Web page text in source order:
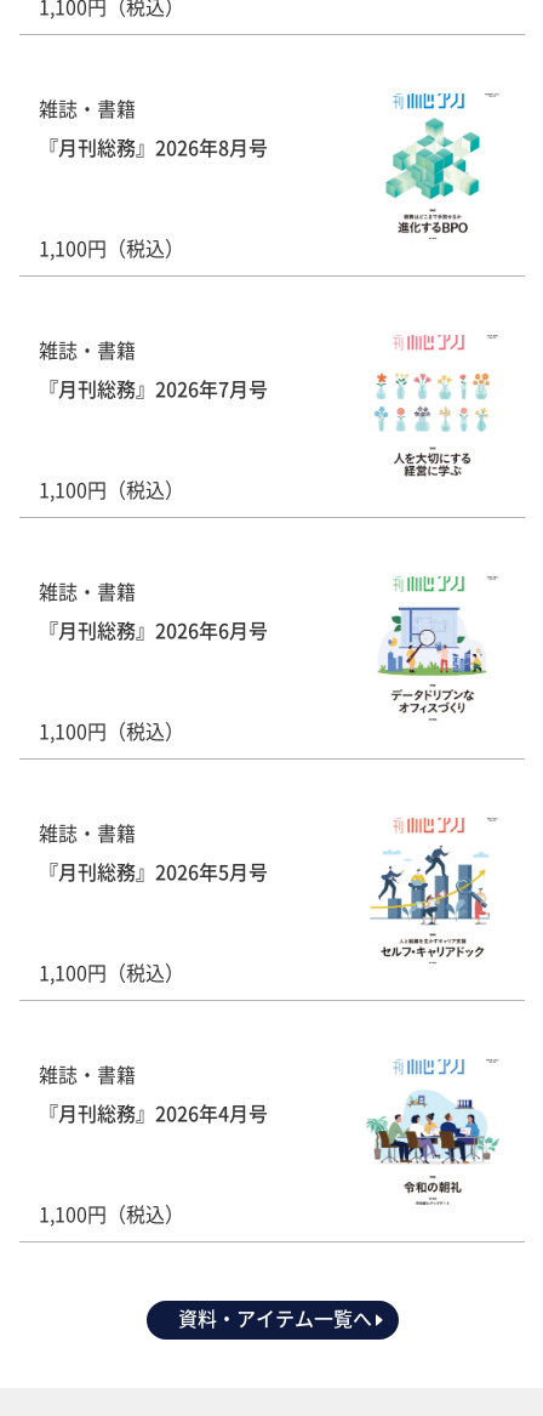
雑誌・書籍
『月刊総務』2026年8月号
1,100円（税込）
雑誌・書籍
『月刊総務』2026年7月号
1,100円（税込）
雑誌・書籍
『月刊総務』2026年6月号
1,100円（税込）
雑誌・書籍
『月刊総務』2026年5月号
1,100円（税込）
雑誌・書籍
『月刊総務』2026年4月号
1,100円（税込）
資料・アイテム一覧へ